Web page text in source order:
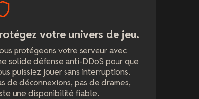
votre univers de jeu.
protégeons votre serveur avec
solide défense anti-DDoS pour que
puissiez jouer sans interruptions.
de déconnexions, pas de drames,
une disponibilité fiable.